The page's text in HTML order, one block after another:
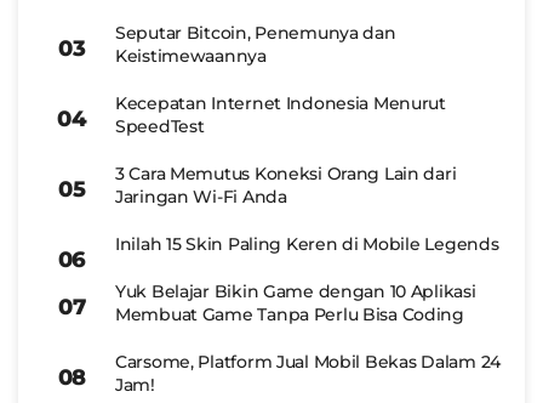
Seputar Bitcoin, Penemunya dan
Keistimewaannya
Kecepatan Internet Indonesia Menurut
SpeedTest
3 Cara Memutus Koneksi Orang Lain dari
Jaringan Wi-Fi Anda
Inilah 15 Skin Paling Keren di Mobile Legends
Yuk Belajar Bikin Game dengan 10 Aplikasi
Membuat Game Tanpa Perlu Bisa Coding
Carsome, Platform Jual Mobil Bekas Dalam 24
Jam!